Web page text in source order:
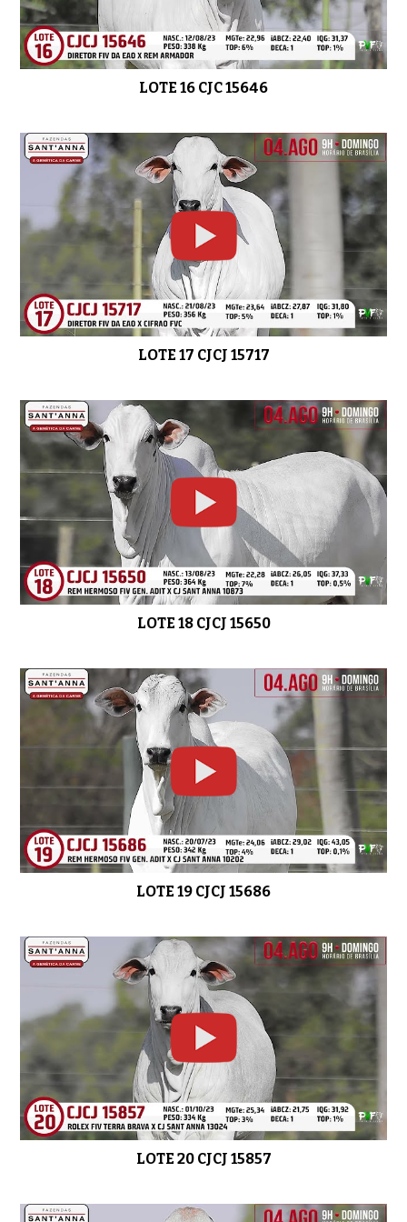
LOTE 16 CJC 15646
LOTE 17 CJCJ 15717
LOTE 18 CJCJ 15650
LOTE 19 CJCJ 15686
LOTE 20 CJCJ 15857